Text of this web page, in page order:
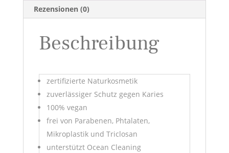
Rezensionen (0)
Beschreibung
zertifizierte Naturkosmetik
zuverlässiger Schutz gegen Karies
100% vegan
frei von Parabenen, Phtalaten,
Mikroplastik und Triclosan
unterstützt Ocean Cleaning